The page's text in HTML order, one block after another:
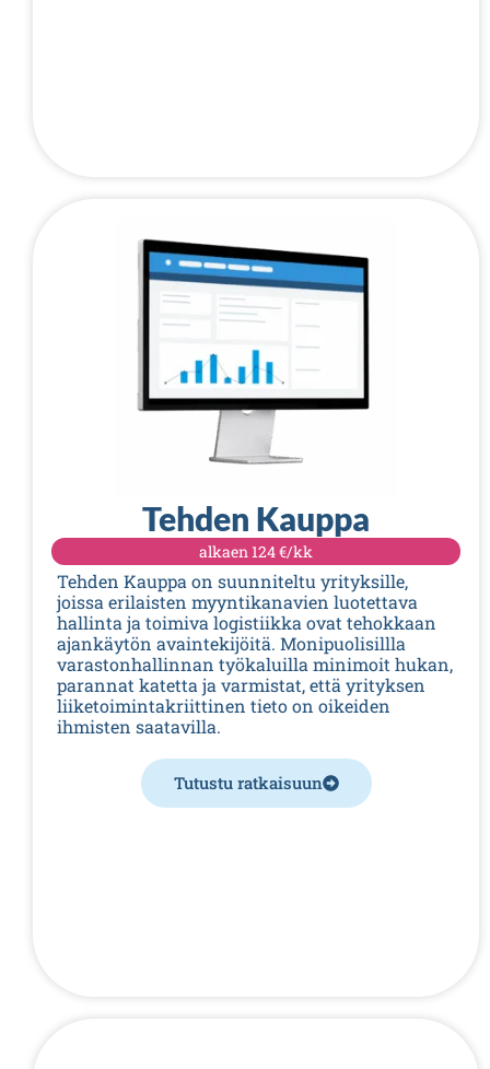
Tehden Kauppa
alkaen124 €/kk
Tehden Kauppa on suunniteltu yrityksille,
joissa erilaisten myyntikanavien luotettava
hallinta ja toimiva logistiikka ovat tehokkaan
ajankäytön avaintekijöitä. Monipuolisillla
varastonhallinnan työkaluilla minimoit hukan,
parannat katetta ja varmistat, että yrityksen
liiketoimintakriittinen tieto on oikeiden
ihmisten saatavilla.
Tutustu ratkaisuun